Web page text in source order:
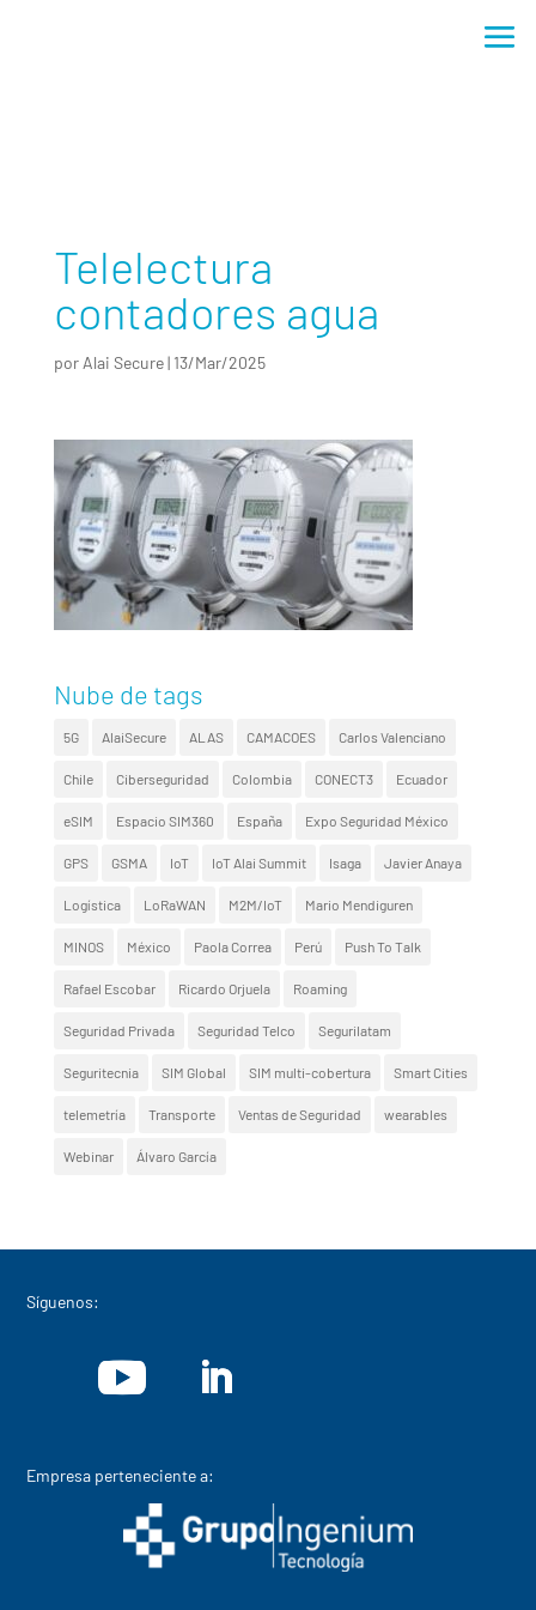
Telelectura
contadores agua
por Alai Secure| 13/Mar/2025
Nube de tags
5G AlaiSecure ALAS CAMACOES Carlos Valenciano
Chile Ciberseguridad Colombia CONECT3 Ecuador
eSIM Espacio SIM360 España Expo Seguridad México
GPS GSMA IoT IoT Alai Summit Isaga Javier Anaya
Logística LoRaWAN M2M/IoT Mario Mendiguren
MINOS México Paola Correa Perú Push To Talk
Rafael Escobar Ricardo Orjuela Roaming
Seguridad Privada Seguridad Telco Segurilatam
Seguritecnia SIM Global SIM multi-cobertura Smart Cities
telemetría Transporte Ventas de Seguridad wearables
Webinar Álvaro García
Síguenos:
Empresa perteneciente a: